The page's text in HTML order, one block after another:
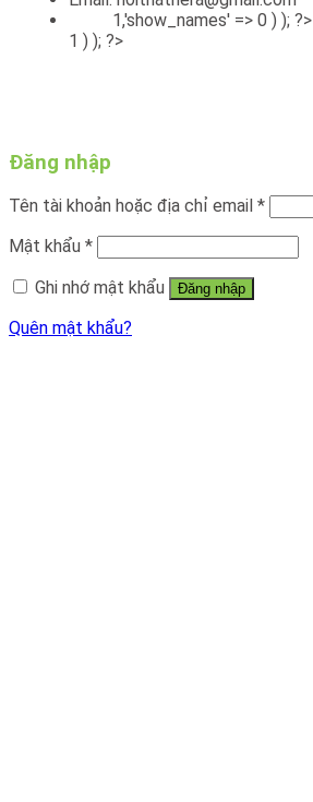
1,'show_names' => 0 ) ); ?>
1 ) ); ?>
Đăng nhập
Tên tài khoản hoặc địa chỉ email *
Mật khẩu *
Ghi nhớ mật khẩu
Đăng nhập
Quên mật khẩu?